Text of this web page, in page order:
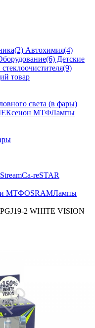
(2) Автохимия(4)
(6) Детские
(9)
товар
света (в фары)
Ксенон МТФЛампы
Ca-reSTAR
МТФOSRAMЛампы
2 WHITE VISION